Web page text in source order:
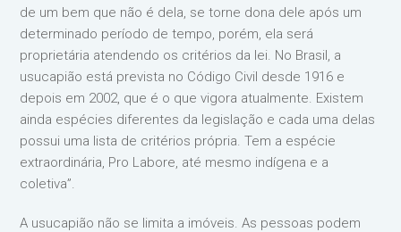
de um bem que não é dela, se torne dona dele após um
determinado período de tempo, porém, ela será
proprietária atendendo os critérios da lei. No Brasil, a
usucapião está prevista no Código Civil desde 1916 e
depois em 2002, que é o que vigora atualmente. Existem
ainda espécies diferentes da legislação e cada uma delas
possui uma lista de critérios própria. Tem a espécie
extraordinária, Pro Labore, até mesmo indígena e a
coletiva”.
A usucapião não se limita a imóveis. As pessoas podem